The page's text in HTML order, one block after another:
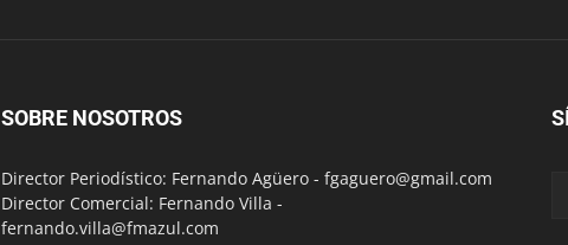
SOBRE NOSOTROS
Director Periodístico: Fernando Agüero - fgaguero@gmail.com
Director Comercial: Fernando Villa -
fernando.villa@fmazul.com